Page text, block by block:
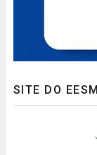
SITE DO EESM